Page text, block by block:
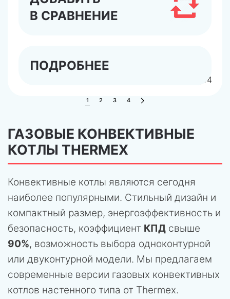
арт.TR302100304
В СРАВНЕНИЕ
ПОДРОБНЕЕ
1 2 3 4
ГАЗОВЫЕ КОНВЕКТИВНЫЕ
КОТЛЫ THERMEX
Конвективные котлы являются сегодня
наиболее популярными. Стильный дизайн и
компактный размер, энергоэффективность и
безопасность, коэффициент КПД свыше
90%, возможность выбора одноконтурной
или двуконтурной модели. Мы предлагаем
современные версии газовых конвективных
котлов настенного типа от Thermex.